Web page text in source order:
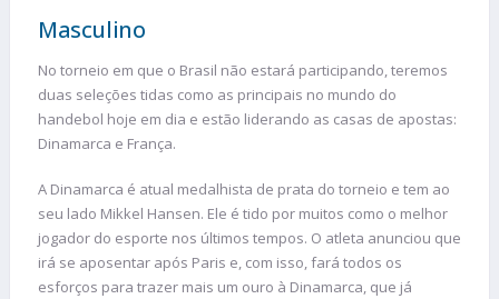
Masculino
No torneio em que o Brasil não estará participando, teremos
duas seleções tidas como as principais no mundo do
handebol hoje em dia e estão liderando as casas de apostas:
Dinamarca e França.
A Dinamarca é atual medalhista de prata do torneio e tem ao
seu lado Mikkel Hansen. Ele é tido por muitos como o melhor
jogador do esporte nos últimos tempos. O atleta anunciou que
irá se aposentar após Paris e, com isso, fará todos os
esforços para trazer mais um ouro à Dinamarca, que já